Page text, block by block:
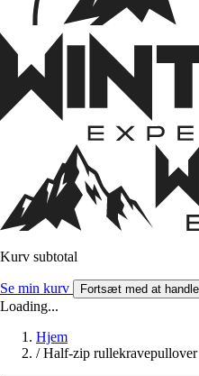
Kurv subtotal
Se min kurv Fortsæt med at handle
Loading...
Hjem
/ Half-zip